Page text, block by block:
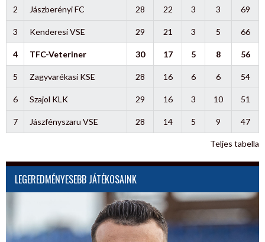
2 Jászberényi FC 28 22 3 3 69
3 Kenderesi VSE 29 21 3 5 66
4 TFC-Veteriner 30 17 5 8 56
5 Zagyvarékasi KSE 28 16 6 6 54
6 Szajol KLK 29 16 3 10 51
7 Jászfényszaru VSE 28 14 5 9 47
Teljes tabella
LEGEREDMÉNYESEBB JÁTÉKOSAINK